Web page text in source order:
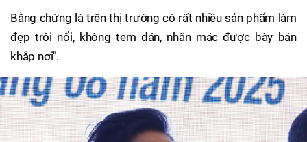
Bằng chứng là trên thị trường có rất nhiều sản phẩm làm
đẹp trôi nổi, không tem dán, nhãn mác được bày bán
khắp nơi".